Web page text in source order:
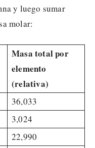
y luego sumar
molar:
Masa total por
elemento
(relativa)
36,033
3,024
22,990